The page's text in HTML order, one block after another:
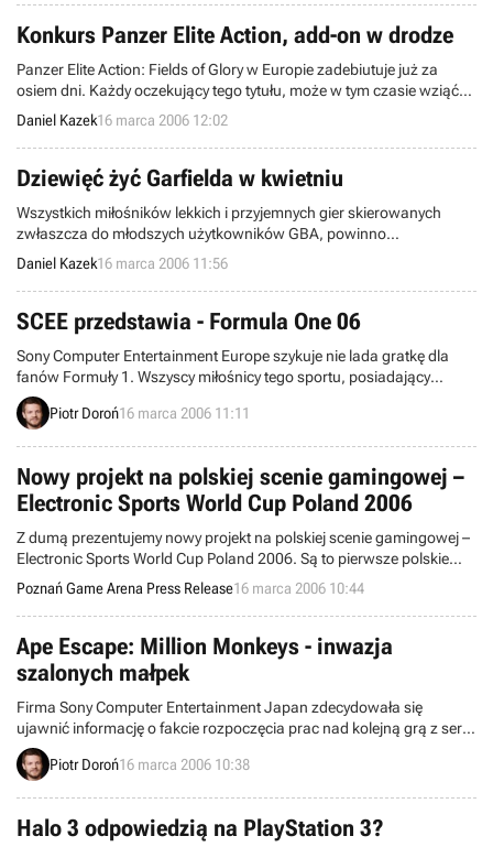
Reinforcements.
Konkurs Panzer Elite Action, add-on w drodze
Panzer Elite Action: Fields of Glory w Europie zadebiutuje już za
osiem dni. Każdy oczekujący tego tytułu, może w tym czasie wziąć
udział w konkursie, nad którym pieczę sprawuje Auron - wydawca
programu w Australii, Nowej Zelandii oraz na rynku azjatyckim.
Daniel Kazek16 marca 2006 12:02
Dziewięć żyć Garfielda w kwietniu
Wszystkich miłośników lekkich i przyjemnych gier skierowanych
zwłaszcza do młodszych użytkowników GBA, powinno
zainteresować porozumienie jakie zawarła duńska firma The Game
Factory z Paws, Inc. - właścicielem praw do wizerunku kota
Garfielda. Dzięki niemu, już wkrótce możemy się spodziewać drugiej
gry traktującej o przygodach kreskówkowego bohatera.
Daniel Kazek16 marca 2006 11:56
SCEE przedstawia - Formula One 06
Sony Computer Entertainment Europe szykuje nie lada gratkę dla
fanów Formuły 1. Wszyscy miłośnicy tego sportu, posiadający
również konsolę PS2 lub PSP, będą mogli wcielić się w swoich
ulubionych kierowców w oficjalnej grze tegorocznej edycji
Piotr Doroń16 marca 2006 11:11
Nowy projekt na polskiej scenie gamingowej –
Electronic Sports World Cup Poland 2006
Z dumą prezentujemy nowy projekt na polskiej scenie gamingowej –
Electronic Sports World Cup Poland 2006. Są to pierwsze polskie
kwalifikacje do Mistrzostw Świata w grach komputerowych. ESWC
Poland 2006 odbędzie się w Poznaniu, na terenie
Międzynarodowych Targów Poznańskich, w sobotę 3 czerwca
2006. Organizatorem wydarzenia są Międzynarodowe Targi
Poznańskie i PGA TEAM, odpowiedzialny dotąd za realizację m.in.
Poznań Game Arena 2005 oraz Lan Party Poland 2005.
Poznań Game Arena Press Release16 marca 2006 10:44
Ape Escape: Million Monkeys - inwazja
szalonych małpek
Firma Sony Computer Entertainment Japan zdecydowała się
ujawnić informację o fakcie rozpoczęcia prac nad kolejną grą z serii
Ape Escape. Ape Escape: Million Monkeys zostanie wydane na
konsolę PS2 jeszcze tej wiosny.
Piotr Doroń16 marca 2006 10:38
Halo 3 odpowiedzią na PlayStation 3?